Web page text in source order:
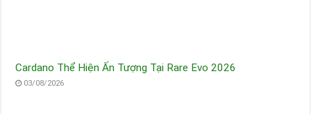
Cardano Thể Hiện Ấn Tượng Tại Rare Evo 2026
03/08/2026